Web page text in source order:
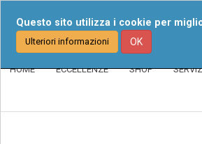
Questo sito utilizza i cookie per
Ulteriori informazioni OK
HOME ECCELLENZE SHOP